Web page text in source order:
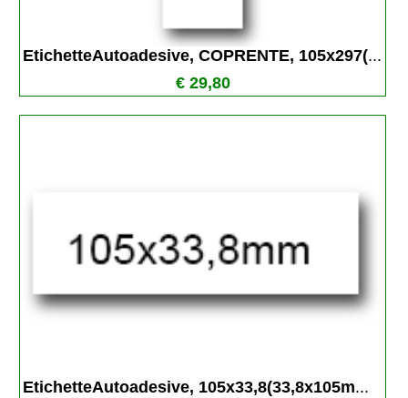
EtichetteAutoadesive, COPRENTE, 105x297(...
€ 29,80
EtichetteAutoadesive, 105x33,8(33,8x105m...